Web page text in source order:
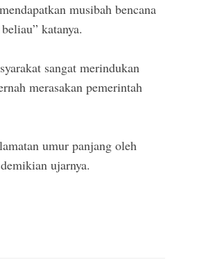
musibah bencana
katanya.
sangat merindukan
merasakan pemerintah
umur panjang oleh
ujarnya.